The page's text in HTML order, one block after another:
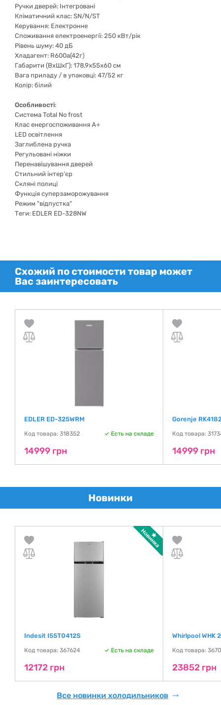
Ручки дверей: Інтегровані
Кліматичний клас: SN/N/ST
Керування: Електронне
Споживання електроенергії: 250 кBт/рік
Рівень шуму: 40 дБ
Хладагент: R600a(42г)
Габарити (ВхШхГ): 178,9x55x60 см
Вага приладу / в упаковці: 47/52 кг
Колір: білий
Особливості:
Система Total No frost
Клас енергоспоживання А+
LED освітлення
Заглиблена ручка
Регульовані ніжки
Перенавішування дверей
Стильний інтер'єр
Скляні полиці
Функція суперзаморожування
Режим "відпустка"
Теги: EDLER ED-328NW
Схожий по стоимости товар может
Вас заинтересовать
EDLER ED-325WRM
Код товара: 318352 Есть на складе
14999 грн
Gorenje
Код товара:
14999 грн
Новинки
Indesit I55T0412S
Код товара: 367624 Есть на складе
12172 грн
Whirlpool WHK
Код товара:
23852 грн
Все новинки холодильников